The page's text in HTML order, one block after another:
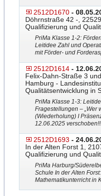
2512D1670 -
Döhrnstraße 42 -,
Qualifizierung und
PriMa Klasse 1-2:
Leitidee Zahl und
mit Förder- und
2512D1614 -
Felix-Dahn-Straße 3
Hamburg -
Qualitätsentwicklung in
PriMa Klasse 1-3:
Fragestellungen – „Wer
(Wiederholung) I
12.06.2025
2512D1693 -
In der Alten Forst 1,
Qualifizierung und
PriMa Harburg/
Schule In der Alten
Mathematikunterricht in